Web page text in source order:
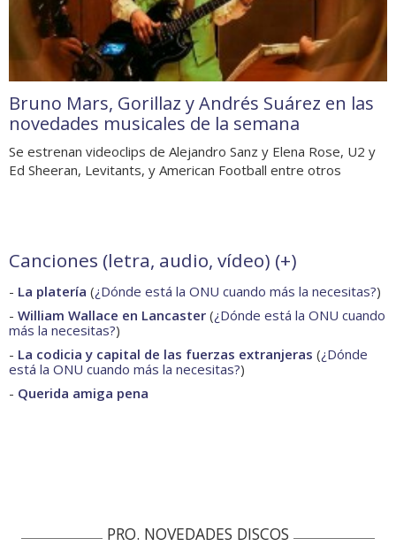
Bruno Mars, Gorillaz y Andrés Suárez en las
novedades musicales de la semana
Se estrenan videoclips de Alejandro Sanz y Elena Rose, U2 y
Ed Sheeran, Levitants, y American Football entre otros
Canciones (letra, audio, vídeo) (+)
- La platería (¿Dónde está la ONU cuando más la necesitas?)
- William Wallace en Lancaster (¿Dónde está la ONU cuando
más la necesitas?)
- La codicia y capital de las fuerzas extranjeras (¿Dónde
está la ONU cuando más la necesitas?)
- Querida amiga pena
PRO. NOVEDADES DISCOS